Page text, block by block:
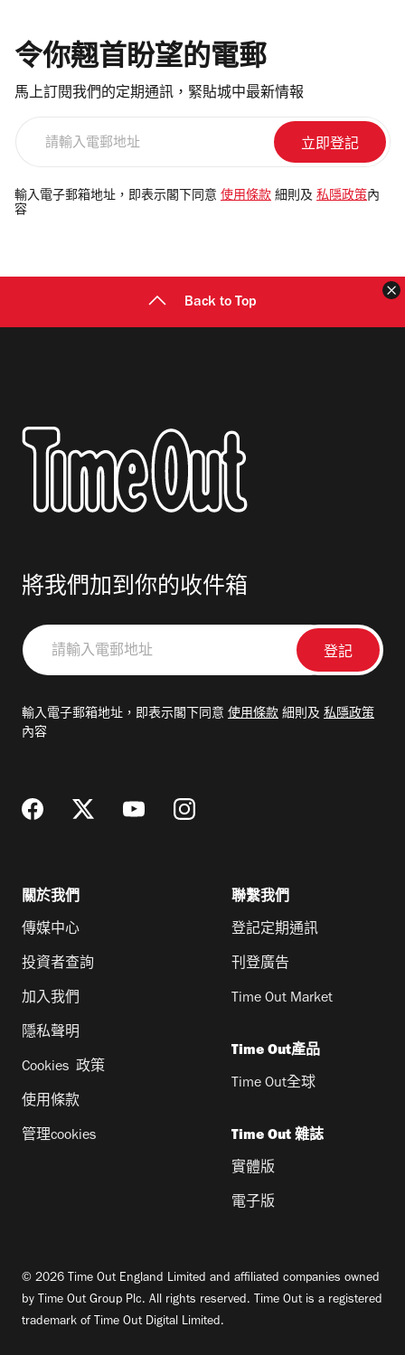
令你翹首盼望的電郵
馬上訂閱我們的定期通訊，緊貼城中最新情報
電
郵
輸入電子郵箱地址，即表示閣下同意 使用條款 細則及 私隱政策 內
容
Back to Top
將我們加到你的收件箱
請
輸
郵
輸入電子郵箱地址，即表示閣下同意 使用條款 細則及 私隱政策
內容
關於我們
傳媒中心
投資者查詢
加入我們
隱私聲明
Cookies 政策
使用條款
管理cookies
聯繫我們
登記定期通訊
刊登廣告
Time Out Market
Time Out產品
Time Out全球
Time Out 雜誌
實體版
電子版
© 2026 Time Out England Limited and affiliated companies owned
by Time Out Group Plc. All rights reserved. Time Out is a registered
trademark of Time Out Digital Limited.